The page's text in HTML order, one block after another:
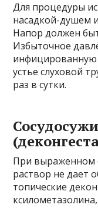
Для процедуры
насадкой-душем
Напор должен
Избыточное
инфицированную
устье слуховой
раз в сутки.
При выраженном
раствор не дает
топические